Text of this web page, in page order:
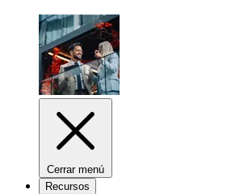
Cerrar menú
Recursos